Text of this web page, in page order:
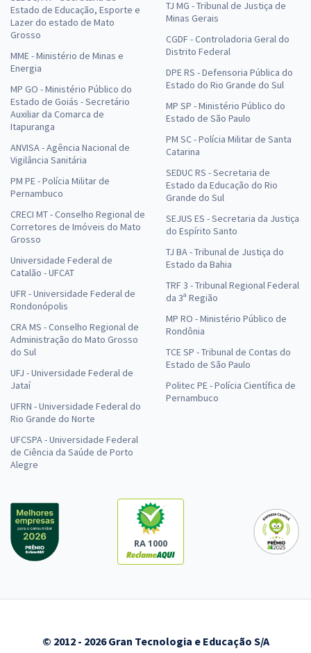
Estado de Educação, Esporte e
Lazer do estado de Mato
Grosso
MME - Ministério de Minas e
Energia
MP GO - Ministério Público do
Estado de Goiás - Secretário
Auxiliar da Comarca de
Itapuranga
ANVISA - Agência Nacional de
Vigilância Sanitária
PM PE - Polícia Militar de
Pernambuco
CRECI MT - Conselho Regional de
Corretores de Imóveis do Mato
Grosso
Universidade Federal de
Catalão - UFCAT
UFR - Universidade Federal de
Rondonópolis
CRA MS - Conselho Regional de
Administração do Mato Grosso
do Sul
UFJ - Universidade Federal de
Jataí
UFRN - Universidade Federal do
Rio Grande do Norte
UFCSPA - Universidade Federal
de Ciência da Saúde de Porto
Alegre
TJ MG - Tribunal de Justiça de
Minas Gerais
CGDF - Controladoria Geral do
Distrito Federal
DPE RS - Defensoria Pública do
Estado do Rio Grande do Sul
MP SP - Ministério Público do
Estado de São Paulo
PM SC - Polícia Militar de Santa
Catarina
SEDUC RS - Secretaria de
Estado da Educação do Rio
Grande do Sul
SEJUS ES - Secretaria da Justiça
do Espírito Santo
TJ BA - Tribunal de Justiça do
Estado da Bahia
TRF 3 - Tribunal Regional Federal
da 3ª Região
MP RO - Ministério Público de
Rondônia
TCE SP - Tribunal de Contas do
Estado de São Paulo
Politec PE - Polícia Científica de
Pernambuco
RA 1000
© 2012 - 2026 Gran Tecnologia e Educação S/A